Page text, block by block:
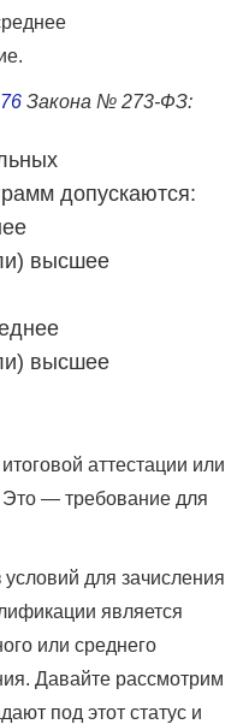
Закона № 273-ФЗ:
допускаются:
высшее
высшее
аттестации или
— требование для
для зачисления
является
или среднего
Давайте рассмотрим
под этот статус и